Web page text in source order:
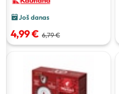
Još danas
4,99 € 6,79 €